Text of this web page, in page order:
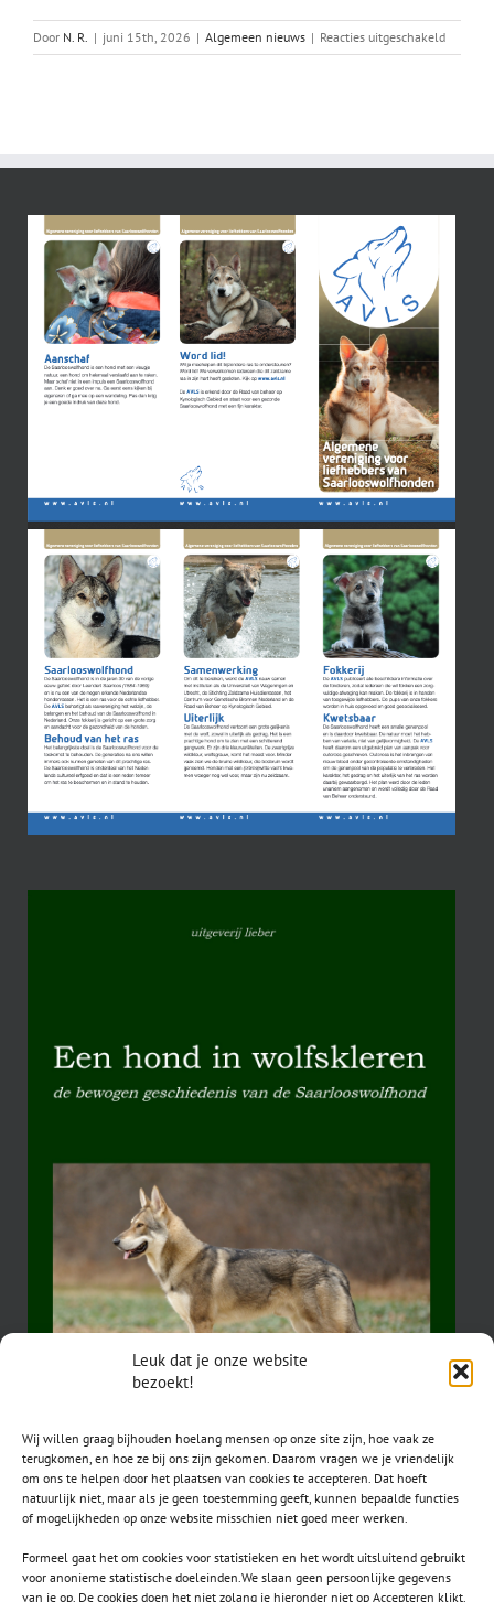
Leuk dat je onze website
bezoekt!
Wij willen graag bijhouden hoelang mensen op onze site zijn, hoe vaak ze
terugkomen, en hoe ze bij ons zijn gekomen. Daarom vragen we je vriendelijk
om ons te helpen door het plaatsen van cookies te accepteren. Dat hoeft
natuurlijk niet, maar als je geen toestemming geeft, kunnen bepaalde functies
of mogelijkheden op onze website misschien niet goed meer werken.
Formeel gaat het om cookies voor statistieken en het wordt uitsluitend gebruikt
voor anonieme statistische doeleinden.We slaan geen persoonlijke gegevens
van je op. De cookies doen het niet zolang je hieronder niet op Accepteren klikt.
Door N. R. | juni 15th, 2026 | Algemeen nieuws | Reacties uitgeschakeldvoor